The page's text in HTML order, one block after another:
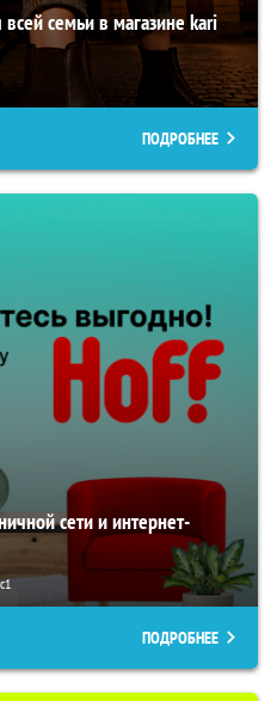
семьи в магазине kari
ПОДРОБНЕЕ
сети и интернет-
ПОДРОБНЕЕ